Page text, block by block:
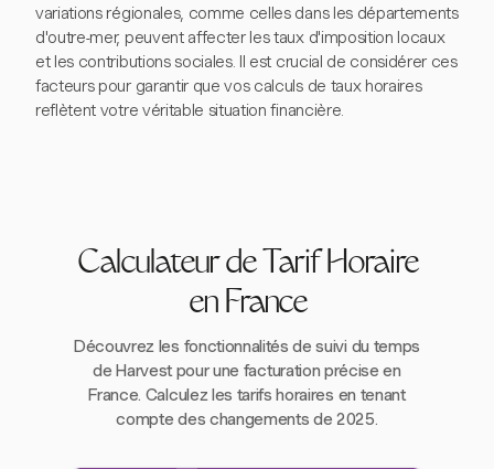
variations régionales, comme celles dans les départements
d'outre-mer, peuvent affecter les taux d'imposition locaux
et les contributions sociales. Il est crucial de considérer ces
facteurs pour garantir que vos calculs de taux horaires
reflètent votre véritable situation financière.
Calculateur de Tarif Horaire
en France
Découvrez les fonctionnalités de suivi du temps
de Harvest pour une facturation précise en
France. Calculez les tarifs horaires en tenant
compte des changements de 2025.